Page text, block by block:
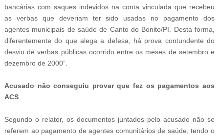
bancárias com saques indevidos na conta vinculada que recebeu
as verbas que deveriam ter sido usadas no pagamento dos
agentes municipais de saúde de Canto do Bonito/PI. Desta forma,
diferentemente do que alega a defesa, há prova contundente do
desvio de verbas públicas ocorrido entre os meses de setembro e
dezembro de 2000”.
Acusado não conseguiu provar que fez os pagamentos aos
ACS
Segundo o relator, os documentos juntados pelo acusado não se
referem ao pagamento de agentes comunitários de saúde, tendo o